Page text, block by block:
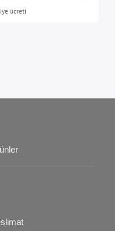
ücreti